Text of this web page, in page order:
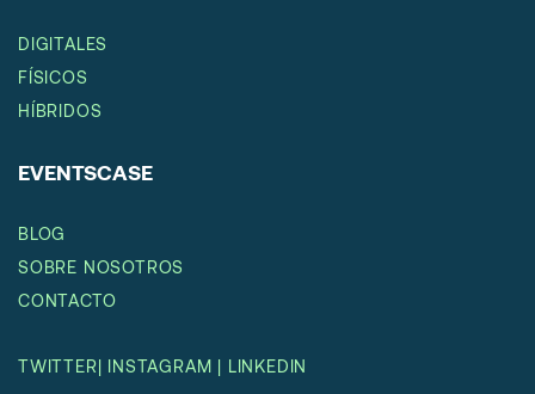
DIGITALES
FÍSICOS
HÍBRIDOS
EVENTSCASE
BLOG
SOBRE NOSOTROS
CONTACTO
TWITTER| INSTAGRAM | LINKEDIN